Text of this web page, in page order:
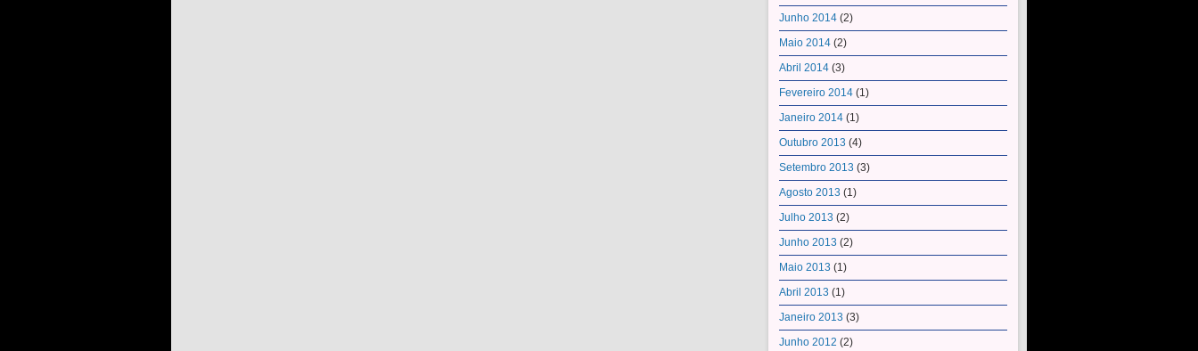
Junho 2014 (2)
Maio 2014 (2)
Abril 2014 (3)
Fevereiro 2014 (1)
Janeiro 2014 (1)
Outubro 2013 (4)
Setembro 2013 (3)
Agosto 2013 (1)
Julho 2013 (2)
Junho 2013 (2)
Maio 2013 (1)
Abril 2013 (1)
Janeiro 2013 (3)
Junho 2012 (2)